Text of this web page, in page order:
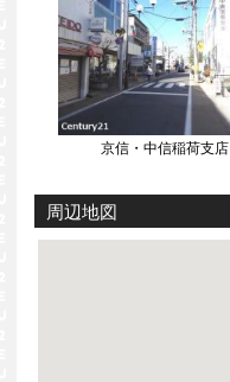
京信・中信稲荷支店
周辺地図